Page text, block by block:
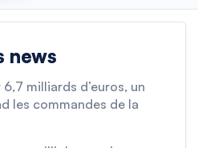
news
milliards d’euros, un
les commandes de la